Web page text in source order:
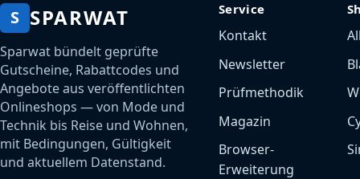
S SPARWAT
Sparwat bündelt geprüfte
Gutscheine, Rabattcodes und
Angebote aus veröffentlichten
Onlineshops — von Mode und
Technik bis Reise und Wohnen,
mit Bedingungen, Gültigkeit
und aktuellem Datenstand.
Service
Kontakt
Newsletter
Prüfmethodik
Magazin
Browser-
Erweiterung